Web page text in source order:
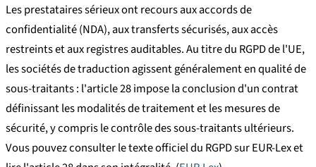
Les prestataires sérieux ont recours aux accords de
confidentialité (NDA), aux transferts sécurisés, aux accès
restreints et aux registres auditables. Au titre du RGPD de l'UE,
les sociétés de traduction agissent généralement en qualité de
sous-traitants : l'article 28 impose la conclusion d'un contrat
définissant les modalités de traitement et les mesures de
sécurité, y compris le contrôle des sous-traitants ultérieurs.
Vous pouvez consulter le texte officiel du RGPD sur EUR-Lex et